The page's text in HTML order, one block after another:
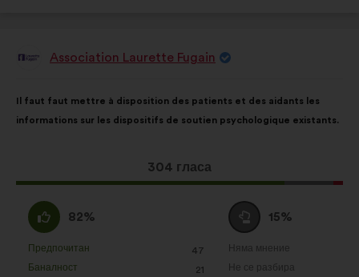
ПредложениеAssociation Laurette Fugain
на
предложението:
Il faut faut mettre à disposition des patients et des aidants les
informations sur les dispositifs de soutien psychologique existants.
Това
предложение
304 гласа
разпределението
е:
Съгласен
съм
:
82%
Предпочитан
: 47
пъти
Баналност
: 21
пъти
Въздържал
се
:
15%
Няма мнение
:пъти
Не се разбира
:пъти